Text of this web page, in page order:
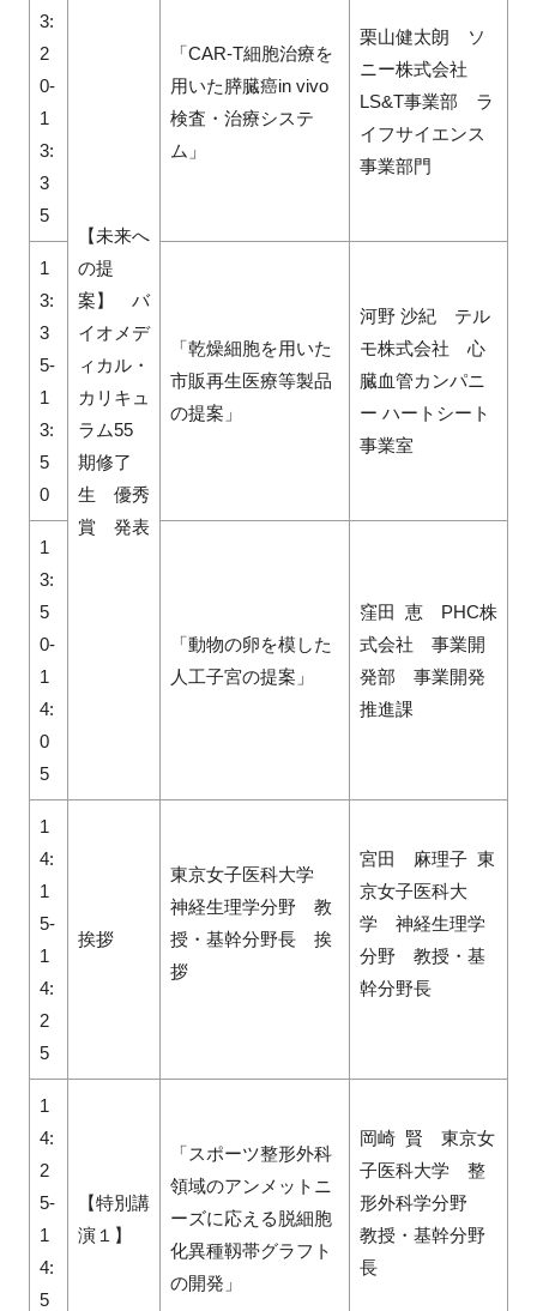
3:
2
0-
1
3:
3
5
【未来へ
の提
案】 バ
イオメデ
ィカル・
カリキュ
ラム55
期修了
生 優秀
賞 発表
「CAR-T細胞治療を
用いた膵臓癌in vivo
検査・治療システ
ム」
栗山健太朗 ソ
ニー株式会社
LS&T事業部 ラ
イフサイエンス
事業部門
1
3:
3
5-
1
3:
5
0
「乾燥細胞を用いた
市販再生医療等製品
の提案」
河野 沙紀 テル
モ株式会社 心
臓血管カンパニ
ー ハートシート
事業室
1
3:
5
0-
1
4:
0
5
「動物の卵を模した
人工子宮の提案」
窪田 恵 PHC株
式会社 事業開
発部 事業開発
推進課
1
4:
1
5-
1
4:
2
5
挨拶
東京女子医科大学
神経生理学分野 教
授・基幹分野長 挨
拶
宮田 麻理子 東
京女子医科大
学 神経生理学
分野 教授・基
幹分野長
1
4:
2
5-
1
4:
5
【特別講
演１】
「スポーツ整形外科
領域のアンメットニ
ーズに応える脱細胞
化異種靱帯グラフト
の開発」
岡崎 賢 東京女
子医科大学 整
形外科学分野
教授・基幹分野
長